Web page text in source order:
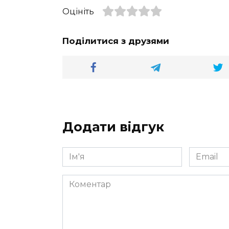
Оцініть
Поділитися з друзями
Додати відгук
Ім'я
*
Email
*
Коментар